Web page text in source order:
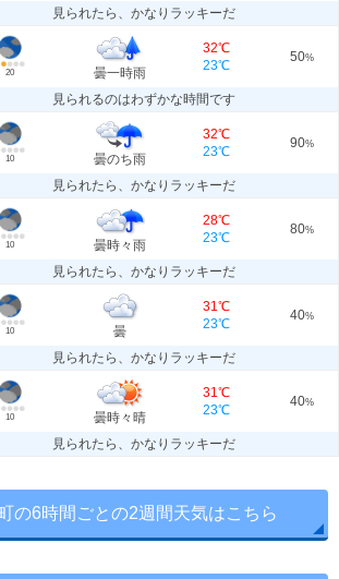
見られたら、かなりラッキーだ
20 曇一時雨
32℃
23℃
50%
見られるのはわずかな時間です
10 曇のち雨
32℃
23℃
90%
見られたら、かなりラッキーだ
10 曇時々雨
28℃
23℃
80%
見られたら、かなりラッキーだ
10 曇
31℃
23℃
40%
見られたら、かなりラッキーだ
10 曇時々晴
31℃
23℃
40%
見られたら、かなりラッキーだ
の6時間ごとの2週間天気はこちら